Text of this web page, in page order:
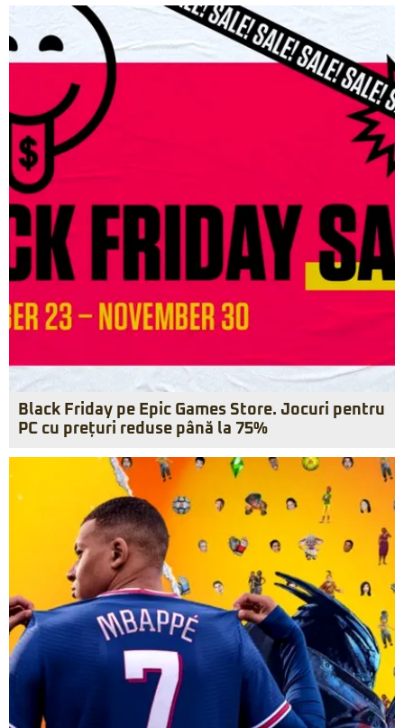
Black Friday pe Epic Games Store. Jocuri pentru
PC cu prețuri reduse până la 75%